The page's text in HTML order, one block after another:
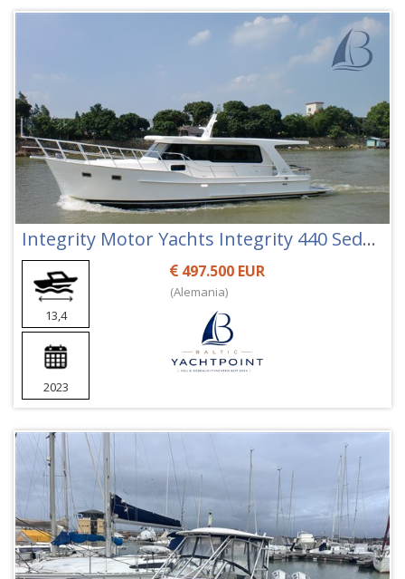
Integrity Motor Yachts Integrity 440 Sedan
13,4
2023
497.500 EUR
(Alemania)